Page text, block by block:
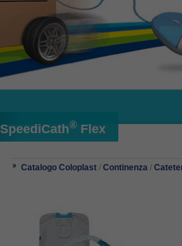
SpeediCath® Flex
Catalogo Coloplast / Continenza /